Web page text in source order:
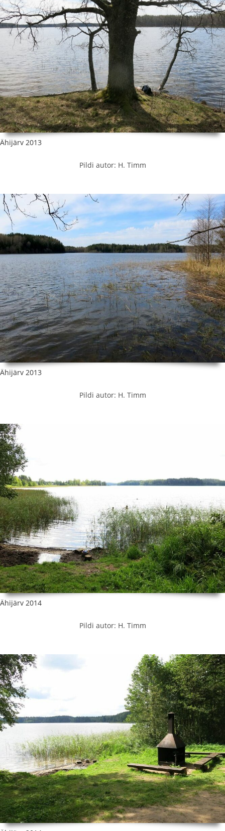
Ähijärv 2013
Pildi autor: H. Timm
Ähijärv 2013
Pildi autor: H. Timm
Ähijärv 2014
Pildi autor: H. Timm